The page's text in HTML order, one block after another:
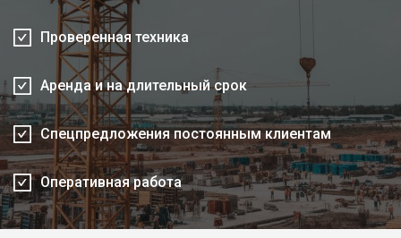
Проверенная техника
Аренда и на длительный срок
Спецпредложения постоянным клиентам
Оперативная работа